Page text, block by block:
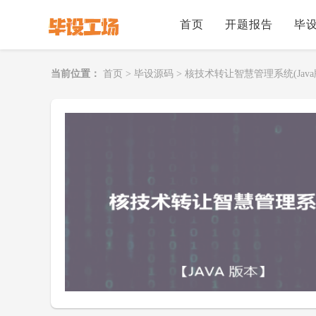
首页 开题报告 毕
当前位置： 首页 > 毕设源码 > 核技术转让智慧管理系统